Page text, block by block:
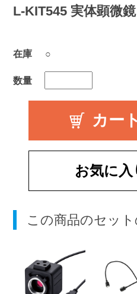
L-KIT545 実体顕微鏡
在庫
○
数量
お気に
この商品のセッ